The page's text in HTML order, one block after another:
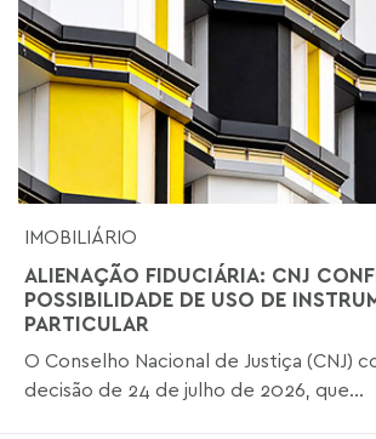
IMOBILIÁRIO
ALIENAÇÃO FIDUCIÁRIA: CNJ
POSSIBILIDADE DE USO DE
PARTICULAR
O Conselho Nacional de Justiça (CNJ)
decisão de 24 de julho de 2026, que...